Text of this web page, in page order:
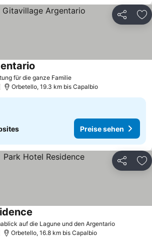
Teilen
für die ganze Familie
Orbetello, 19.3 km bis Capalbio
Preise sehen
Teilen
auf die Lagune und den Argentario
Orbetello, 16.8 km bis Capalbio